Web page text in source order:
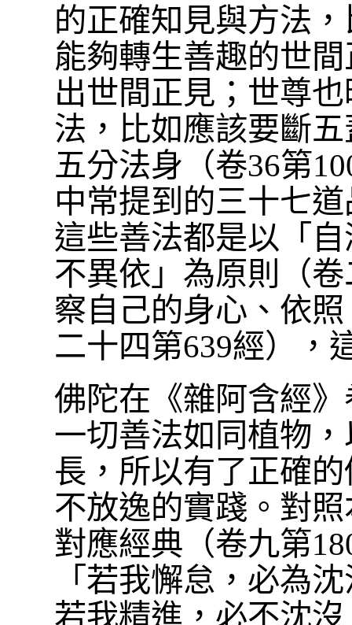
的正確知見與方法
能夠轉生善趣的世
出世間正見；世尊
法，比如應該要斷
五分法身（卷36第
中常提到的三十七
這些善法都是以「
不異依」為原則（
察自己的身心、依
二十四第639經），
佛陀在《雜阿含經
一切善法如同植物
長，所以有了正確
不放逸的實踐。對
對應經典（卷九第
「若我懈怠，必為
若我精進，必不沈